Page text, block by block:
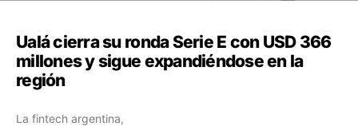
Ualá cierra su ronda Serie E con USD 366
millones y sigue expandiéndose en la
región
La fintech argentina,